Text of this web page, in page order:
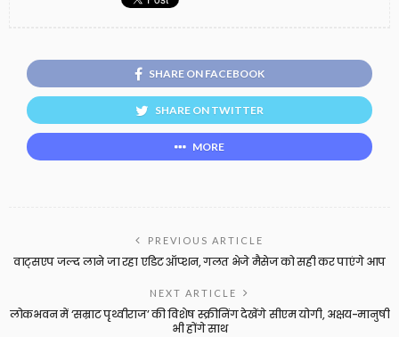
SHARE ON FACEBOOK
SHARE ON TWITTER
MORE
PREVIOUS ARTICLE
वाट्सएप जल्द लाने जा रहा एडिट ऑप्शन, गलत भेजे मैसेज को सही कर पाएंगे आप
NEXT ARTICLE
लोकभवन में ‘सम्राट पृथ्वीराज’ की विशेष स्क्रीनिंग देखेंगे सीएम योगी, अक्षय-मानुषी
भी होंगे साथ